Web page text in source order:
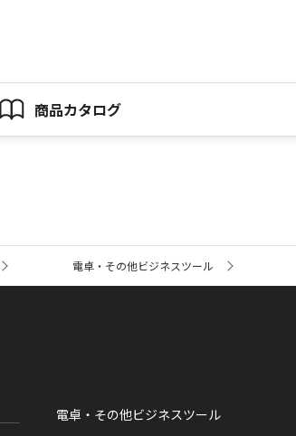
商品カタログ
電卓・その他ビジネスツール
電卓・その他ビジネスツール